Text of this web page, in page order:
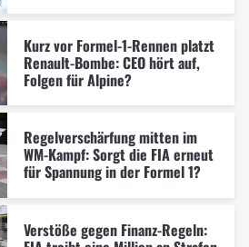
Kurz vor Formel-1-Rennen platzt
Renault-Bombe: CEO hört auf,
Folgen für Alpine?
Regelverschärfung mitten im
WM-Kampf: Sorgt die FIA erneut
für Spannung in der Formel 1?
Verstöße gegen Finanz-Regeln: